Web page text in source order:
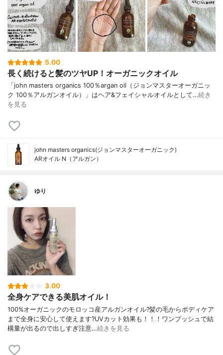
5.00
長く続けると髪のツヤUP！オーガニックオイル
「john masters organics 100％argan oil（ジョンマスターオーガニッ
ク 100％アルガンオイル）」はヘア&フェイシャルオイルとして…続き
を見る
john masters organics(ジョンマスターオーガニック)
ARオイル N（アルガン）
ゆり
3.00
全身ケアできる美肌オイル！
100%オーガニックのモロッコ産アルガンオイル?髪の毛からボディケア
まで全身に安心して使えます?UVカット効果も！！！ワンプッシュで結
構量が出るので出しすぎ注意…続きを見る